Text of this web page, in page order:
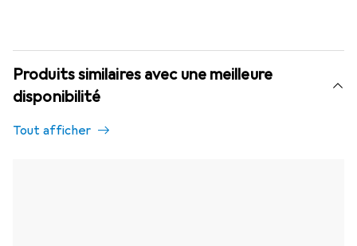
Produits similaires avec une meilleure
disponibilité
Tout afficher